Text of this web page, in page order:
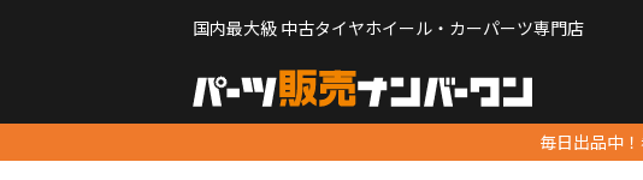
国内最大級 中古タイヤホイール・カーパーツ専門店
毎日出品中